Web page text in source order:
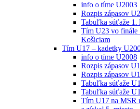
info o tíme U2003
Rozpis zápasov
Tabuľka súťaže 1.
Tím U23 vo
Košiciam
Tím U17 – kadetky
info o tíme U2008
Rozpis zápasov
Rozpis zápasov
Tabuľka súťaže
Tabuľka súťaže
Tím U17 na MSR